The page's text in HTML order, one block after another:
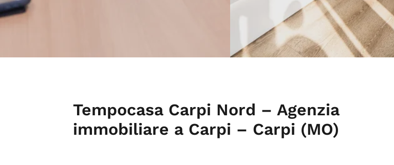
Tempocasa Carpi Nord – Agenzia
immobiliare a Carpi – Carpi (MO)